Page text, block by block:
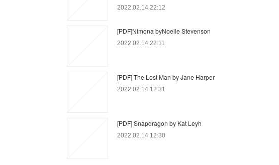
2022.02.14 22:12
[PDF]Nimona byNoelle Stevenson
2022.02.14 22:11
[PDF] The Lost Man by Jane Harper
2022.02.14 12:31
[PDF] Snapdragon by Kat Leyh
2022.02.14 12:30